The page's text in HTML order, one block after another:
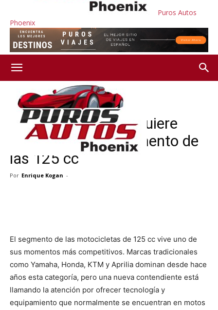
Puros Autos
Phoenix
Motos
Motos NOTICIAS
la motocicleta que quiere
revolucionar el segmento de
las 125 cc
Por Enrique Kogan -
El segmento de las motocicletas de 125 cc vive uno de
sus momentos más competitivos. Marcas tradicionales
como Yamaha, Honda, KTM y Aprilia dominan desde hace
años esta categoría, pero una nueva contendiente está
llamando la atención por ofrecer tecnología y
equipamiento que normalmente se encuentran en motos